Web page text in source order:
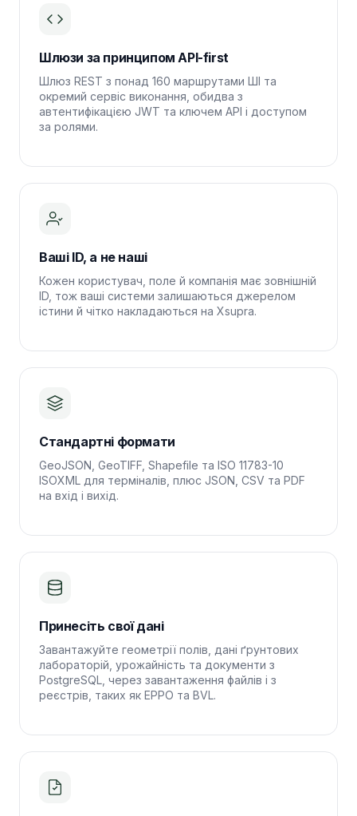
Шлюзи за принципом API-first
Шлюз REST з понад 160 маршрутами ШІ та
окремий сервіс виконання, обидва з
автентифікацією JWT та ключем API і доступом
за ролями.
Ваші ID, а не наші
Кожен користувач, поле й компанія має зовнішній
ID, тож ваші системи залишаються джерелом
істини й чітко накладаються на Xsupra.
Стандартні формати
GeoJSON, GeoTIFF, Shapefile та ISO 11783-10
ISOXML для терміналів, плюс JSON, CSV та PDF
на вхід і вихід.
Принесіть свої дані
Завантажуйте геометрії полів, дані ґрунтових
лабораторій, урожайність та документи з
PostgreSQL, через завантаження файлів і з
реєстрів, таких як EPPO та BVL.